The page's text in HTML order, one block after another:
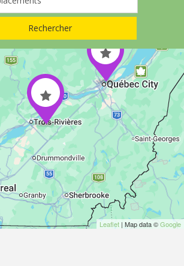
Rechercher
Leaflet | Map data ©Google